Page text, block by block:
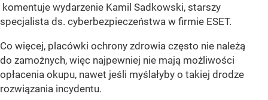
komentuje wydarzenie Kamil Sadkowski, starszy
specjalista ds. cyberbezpieczeństwa w firmie ESET.
Co więcej, placówki ochrony zdrowia często nie należą
do zamożnych, więc najpewniej nie mają możliwości
opłacenia okupu, nawet jeśli myślałyby o takiej drodze
rozwiązania incydentu.